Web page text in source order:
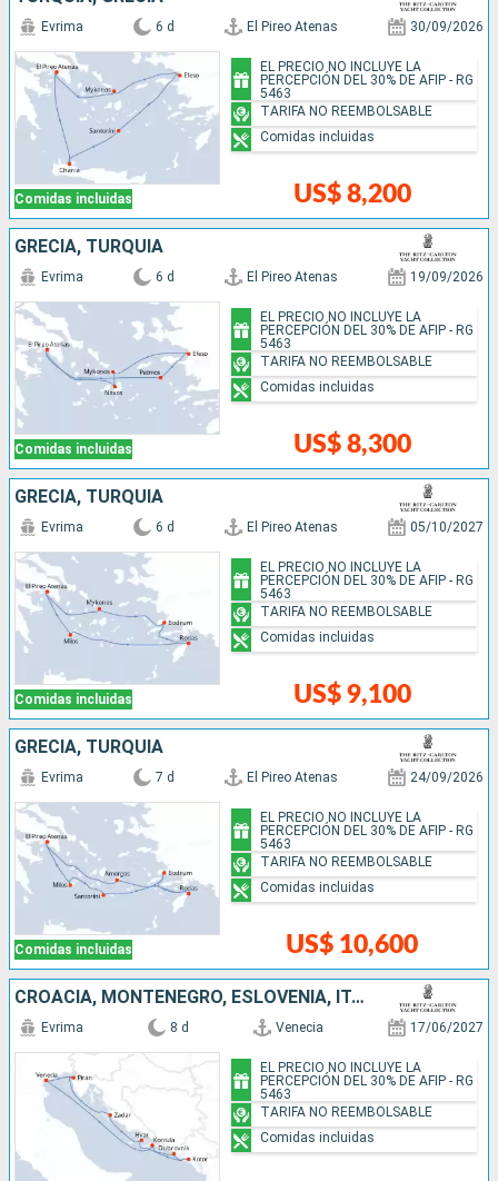
Comidas incluidas
Evrima 6 d El Pireo Atenas 30/09/2026
US$ 8,200
EL PRECIO NO INCLUYE LA
PERCEPCIÓN DEL 30% DE AFIP - RG
5463
TARIFA NO REEMBOLSABLE
Comidas incluidas
GRECIA, TURQUÍA
Comidas incluidas
Evrima 6 d El Pireo Atenas 19/09/2026
US$ 8,300
EL PRECIO NO INCLUYE LA
PERCEPCIÓN DEL 30% DE AFIP - RG
5463
TARIFA NO REEMBOLSABLE
Comidas incluidas
GRECIA, TURQUÍA
Comidas incluidas
Evrima 6 d El Pireo Atenas 05/10/2027
US$ 9,100
EL PRECIO NO INCLUYE LA
PERCEPCIÓN DEL 30% DE AFIP - RG
5463
TARIFA NO REEMBOLSABLE
Comidas incluidas
GRECIA, TURQUÍA
Comidas incluidas
Evrima 7 d El Pireo Atenas 24/09/2026
US$ 10,600
EL PRECIO NO INCLUYE LA
PERCEPCIÓN DEL 30% DE AFIP - RG
5463
TARIFA NO REEMBOLSABLE
Comidas incluidas
CROACIA, MONTENEGRO, ESLOVENIA, ITALIA
Evrima 8 d Venecia 17/06/2027
EL PRECIO NO INCLUYE LA
PERCEPCIÓN DEL 30% DE AFIP - RG
5463
TARIFA NO REEMBOLSABLE
Comidas incluidas